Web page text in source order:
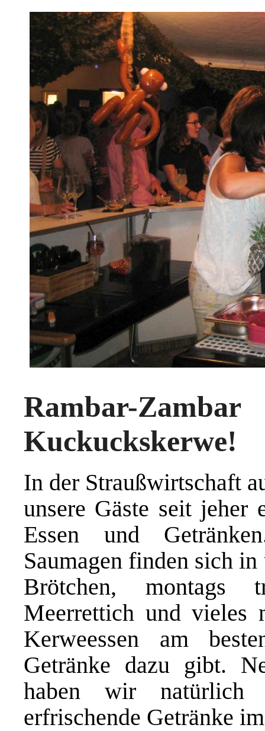
Rambar-
Kuckuckskerwe!
In der Straußwirtschaft
unsere Gäste seit jeher
Essen und
Saumagen finden sich
Brötchen, montags
Meerrettich und vieles
Kerweessen am
Getränke dazu gibt.
haben wir natürlich
erfrischende Getränke